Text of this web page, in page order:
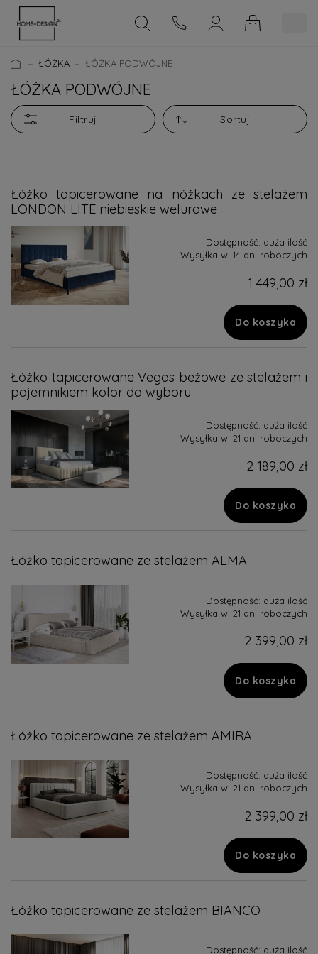
ŁÓŻKA ŁÓŻKA PODWÓJNE
ŁÓŻKA PODWÓJNE
Filtruj Sortuj
Łóżko tapicerowane na nóżkach ze stelażem
LONDON LITE niebieskie welurowe
Dostępność: duża ilość
Wysyłka w: 14 dni roboczych
1 449,00 zł
Do koszyka
Łóżko tapicerowane Vegas beżowe ze stelażem i
pojemnikiem kolor do wyboru
Dostępność: duża ilość
Wysyłka w: 21 dni roboczych
2 189,00 zł
Do koszyka
Łóżko tapicerowane ze stelażem ALMA
Dostępność: duża ilość
Wysyłka w: 21 dni roboczych
2 399,00 zł
Do koszyka
Łóżko tapicerowane ze stelażem AMIRA
Dostępność: duża ilość
Wysyłka w: 21 dni roboczych
2 399,00 zł
Do koszyka
Łóżko tapicerowane ze stelażem BIANCO
Dostępność: duża ilość